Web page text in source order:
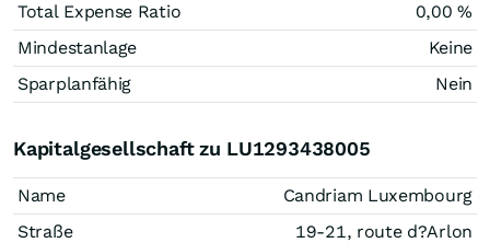
Total Expense Ratio
0,00 %
Mindestanlage
Keine
Sparplanfähig
Nein
Kapitalgesellschaft zu LU1293438005
Name
Candriam Luxembourg
Straße
19-21, route d?Arlon